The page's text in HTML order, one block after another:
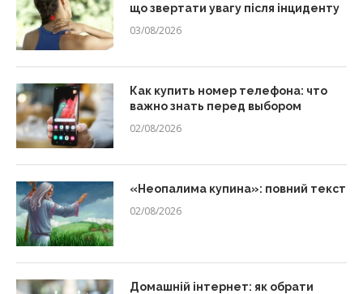
що звертати увагу після інциденту
03/08/2026
Как купить номер телефона: что
важно знать перед выбором
02/08/2026
«Неопалима купина»: повний текст
02/08/2026
Домашній інтернет: як обрати